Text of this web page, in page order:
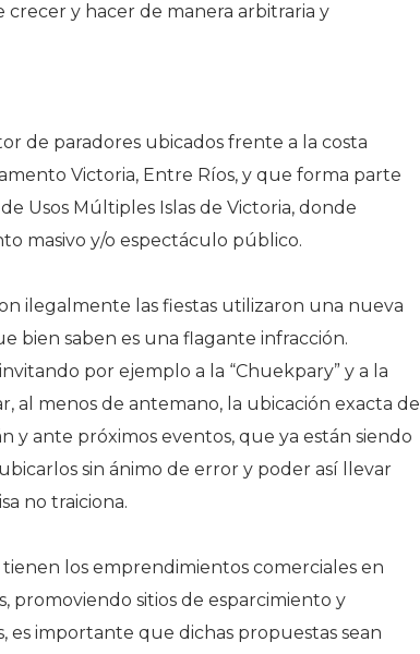
crecer y hacer de manera arbitraria y
de paradores ubicados frente a la costa
Victoria, Entre Ríos, y que forma parte
Usos Múltiples Islas de Victoria, donde
masivo y/o espectáculo público.
ilegalmente las fiestas utilizaron una nueva
bien saben es una flagante infracción.
por ejemplo a la “Chuekpary” y a la
al menos de antemano, la ubicación exacta de
y ante próximos eventos, que ya están siendo
sin ánimo de error y poder así llevar
no traiciona.
los emprendimientos comerciales en
promoviendo sitios de esparcimiento y
es importante que dichas propuestas sean